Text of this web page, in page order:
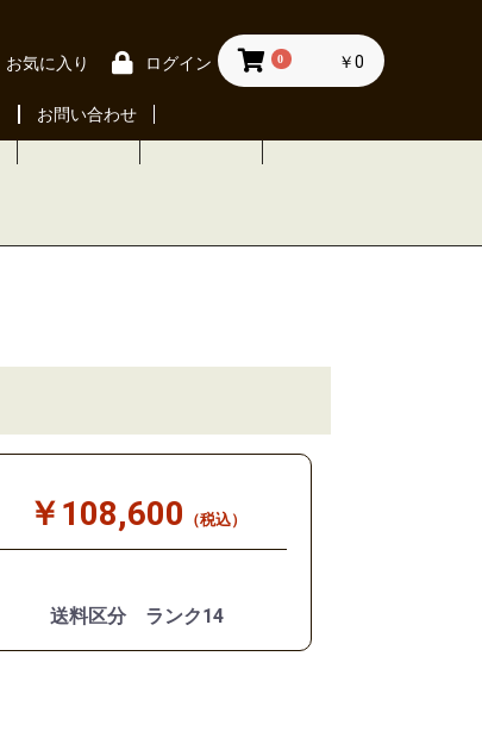
お気に入り ログイン 0 ￥0
お問い合わせ
￥108,600 （税込）
送料区分 ランク14